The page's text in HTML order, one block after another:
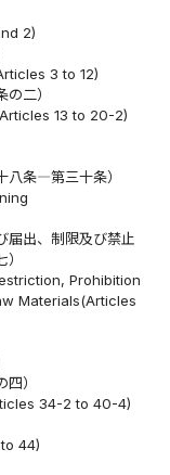
2)
3 to 12)
二）
13 to 20-2)
条―第三十条）
出、制限及び禁止
Prohibition
Materials(Articles
）
34-2 to 40-4)
44)